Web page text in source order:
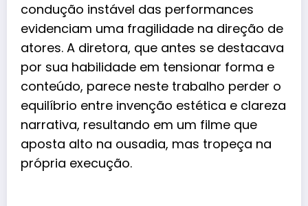
condução instável das performances
evidenciam uma fragilidade na direção de
atores. A diretora, que antes se destacava
por sua habilidade em tensionar forma e
conteúdo, parece neste trabalho perder o
equilíbrio entre invenção estética e clareza
narrativa, resultando em um filme que
aposta alto na ousadia, mas tropeça na
própria execução.